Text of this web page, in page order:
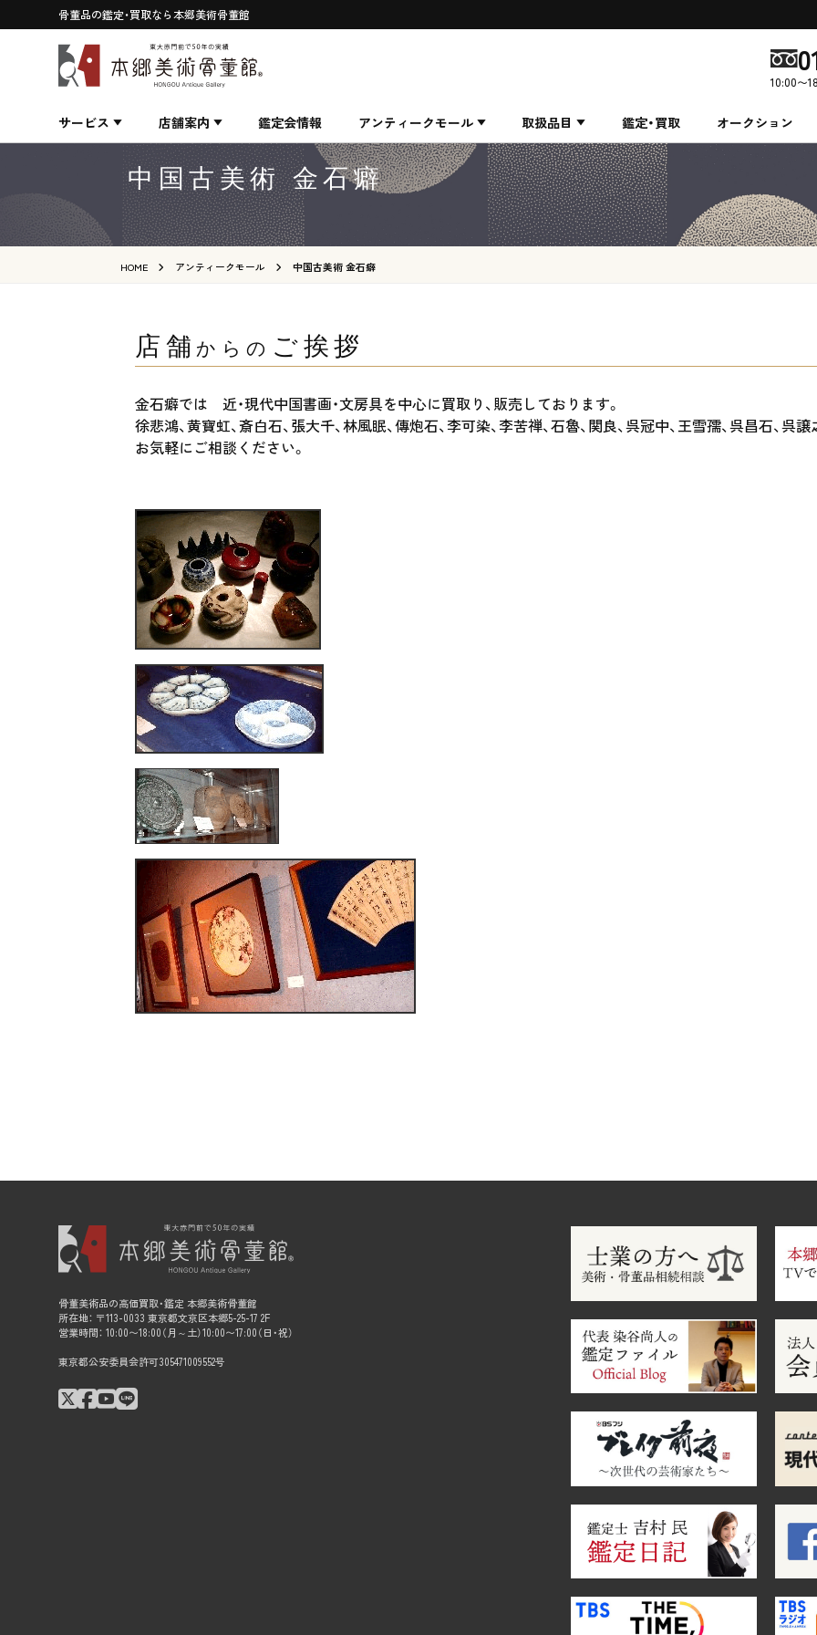
骨董品の鑑定・買取なら本郷美術骨董館
10:00〜
サービス 店舗案内 鑑定会情報 アンティークモール 取扱品目 鑑定・買取 オークション
中国古美術 金石癖
HOME アンティークモール 中国古美術 金石癖
店舗 からの ご挨拶
金石癖では 近・現代中国書画・文房具を中心に買取り、販売しております。
徐悲鴻、黄寶虹、斎白石、張大千、林風眠、傳炮石、李可染、李苦禅、石魯、関良、呉冠中、王雪孺、呉昌石、呉譲之、
お気軽にご相談ください。
骨董美術品の高価買取・鑑定 本郷美術骨董館
所在地： 〒113-0033 東京都文京区本郷5-25-17 2F
営業時間： 10:00〜18:00（月～土）10:00〜17:00（日・祝）
東京都公安委員会許可305471009552号